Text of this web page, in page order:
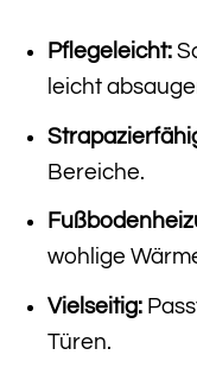
Pflegeleicht:
leicht
Bereiche.
wohlige
Vielseitig:
Türen.